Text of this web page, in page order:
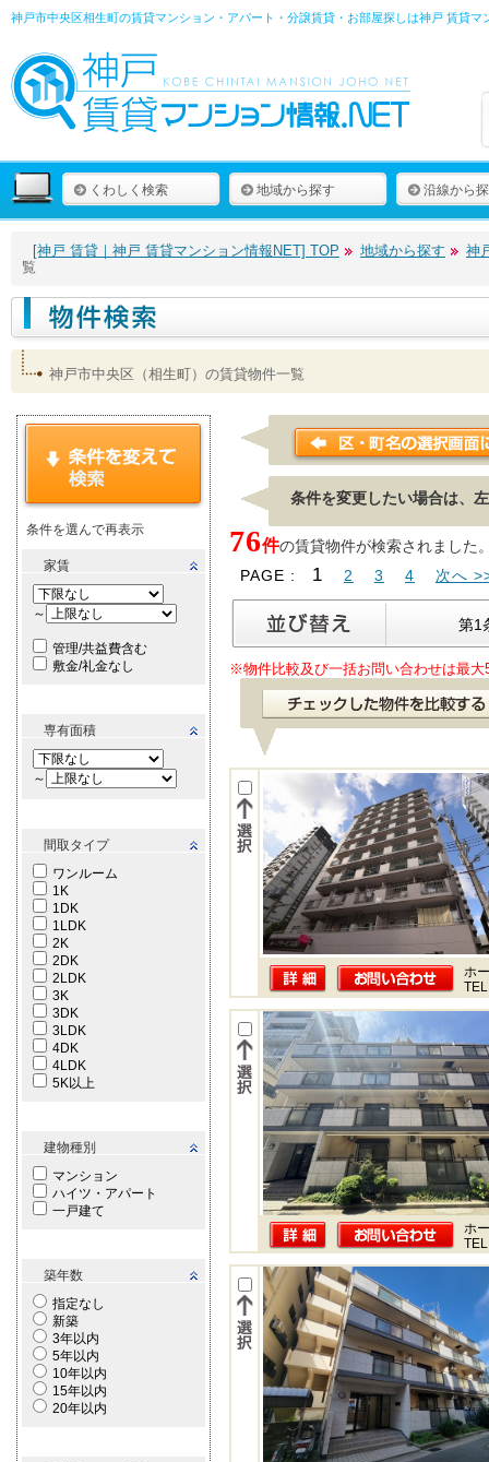
神戸市中央区相生町の賃貸マンション・アパート・分譲賃貸・お部屋探しは神戸 賃貸マ
くわしく検索 地域から探す 沿線から
[神戸 賃貸｜神戸 賃貸マンション情報NET] TOP 地域から探す
神
覧
神戸市中央区（相生町）の賃貸物件一覧
条件を選んで再表示
家賃
～
管理/共益費含む
敷金/礼金なし
専有面積
～
間取タイプ
ワンルーム
1K
1DK
1LDK
2K
2DK
2LDK
3K
3DK
3LDK
4DK
4LDK
5K以上
建物種別
マンション
ハイツ・アパート
一戸建て
築年数
指定なし
新築
3年以内
5年以内
10年以内
15年以内
20年以内
条件を変更したい場合は、
76件の賃貸物件が検索されました
PAGE :
1 2 3 4 次へ
第1
※物件比較及び一括お問い合わせは最大
ホ
ホ